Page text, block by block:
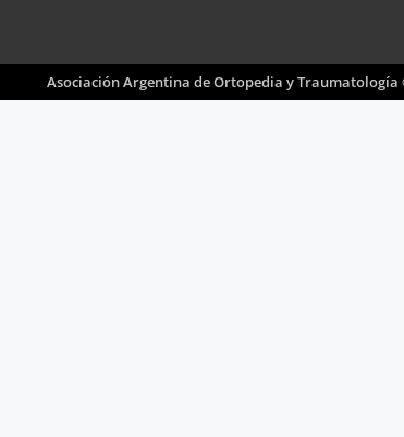
Asociación Argentina de Ortopedia y